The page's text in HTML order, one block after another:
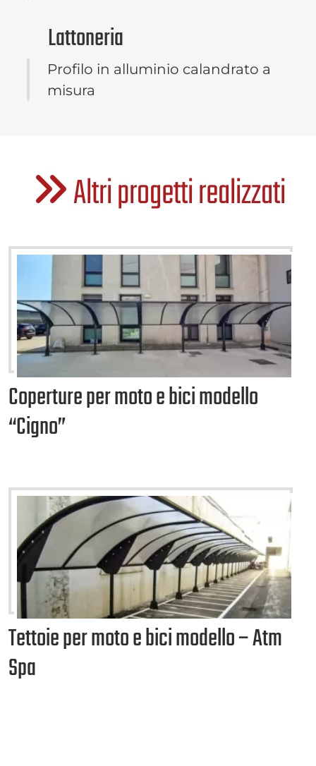
Lattoneria
Profilo in alluminio calandrato a
misura
Altri progetti realizzati
Coperture per moto e bici modello
“Cigno”
Tettoie per moto e bici modello – Atm
Spa